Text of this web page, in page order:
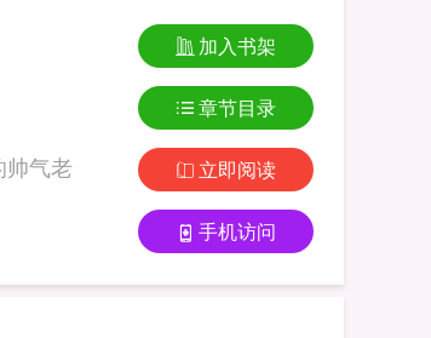
气老
加入书架
章节目录
立即阅读
手机访问